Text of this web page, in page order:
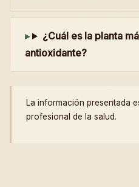
¿Cuál es la planta
antioxidante?
La información presentada
profesional de la salud.